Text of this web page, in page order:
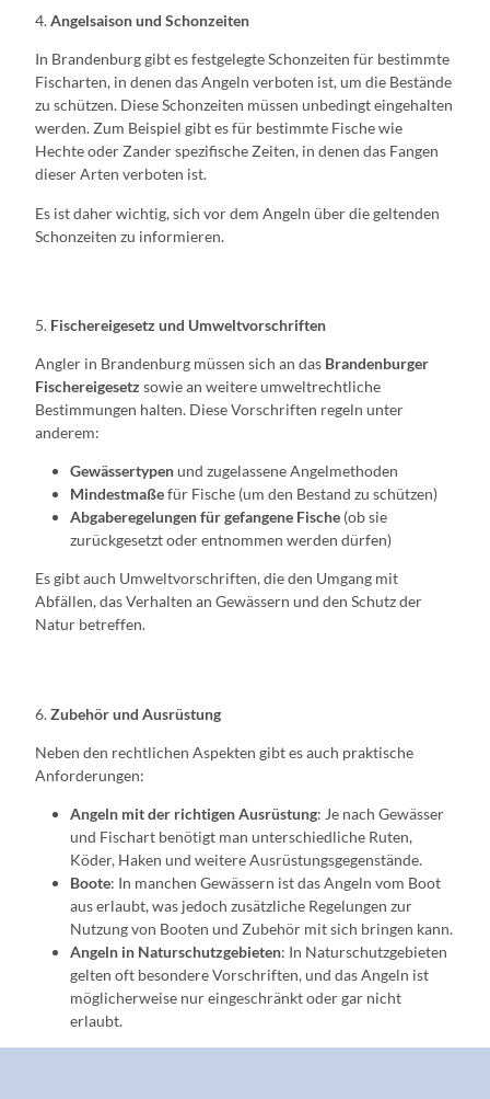
4.Angelsaison und Schonzeiten
In Brandenburg gibt es festgelegte Schonzeiten für bestimmte
Fischarten, in denen das Angeln verboten ist, um die Bestände
zu schützen. Diese Schonzeiten müssen unbedingt eingehalten
werden. Zum Beispiel gibt es für bestimmte Fische wie
Hechte oder Zander spezifische Zeiten, in denen das Fangen
dieser Arten verboten ist.
Es ist daher wichtig, sich vor dem Angeln über die geltenden
Schonzeiten zu informieren.
5. Fischereigesetz und Umweltvorschriften
Angler in Brandenburg müssen sich an das Brandenburger
Fischereigesetz sowie an weitere umweltrechtliche
Bestimmungen halten. Diese Vorschriften regeln unter
anderem:
Gewässertypenund zugelassene Angelmethoden
Mindestmaßefür Fische (um den Bestand zu schützen)
Abgaberegelungen für gefangene Fische (ob sie
zurückgesetzt oder entnommen werden dürfen)
Es gibt auch Umweltvorschriften, die den Umgang mit
Abfällen, das Verhalten an Gewässern und den Schutz der
Natur betreffen.
6.Zubehör und Ausrüstung
Neben den rechtlichen Aspekten gibt es auch praktische
Anforderungen:
Angeln mit der richtigen Ausrüstung: Je nach Gewässer
und Fischart benötigt man unterschiedliche Ruten,
Köder, Haken und weitere Ausrüstungsgegenstände.
Boote: In manchen Gewässern ist das Angeln vom Boot
aus erlaubt, was jedoch zusätzliche Regelungen zur
Nutzung von Booten und Zubehör mit sich bringen kann.
Angeln in Naturschutzgebieten: In Naturschutzgebieten
gelten oft besondere Vorschriften, und das Angeln ist
möglicherweise nur eingeschränkt oder gar nicht
erlaubt.